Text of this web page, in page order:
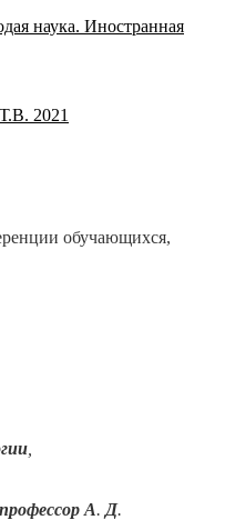
наука. Иностранная
2021
обучающихся,
А. Д.